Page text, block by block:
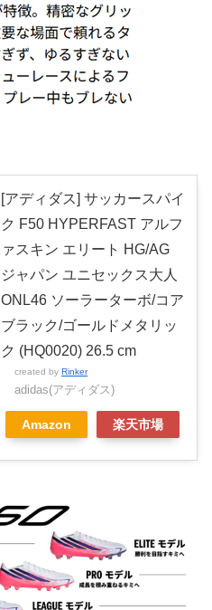
[アディダス] サッカースパイ
ク F50 HYPERFAST アルフ
ァスキン エリート HG/AG
ジャパン ユニセックス大人
ONL46 ソーラーターボ/コア
ブラック/ゴールドメタリッ
ク (HQ0020) 26.5 cm
created by Rinker
adidas(アディダス)
Amazon 楽天市場